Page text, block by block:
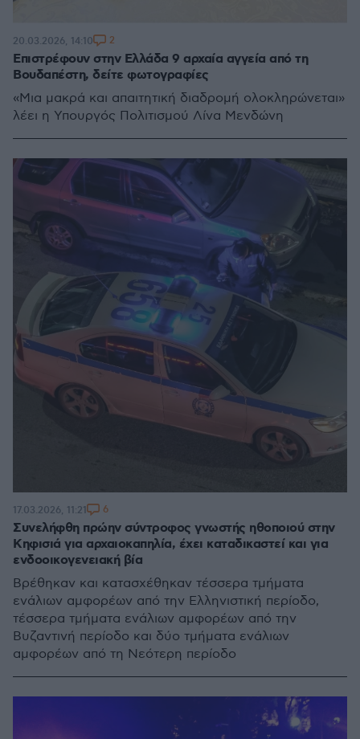
Επιστρέφουν στην Ελλάδα 9 αρχαία αγγεία από τη
Βουδαπέστη, δείτε φωτογραφίες
«Μια μακρά και απαιτητική διαδρομή ολοκληρώνεται»
λέει η Υπουργός Πολιτισμού Λίνα Μενδώνη
20.03.2026, 14:10 2
Συνελήφθη πρώην σύντροφος γνωστής ηθοποιού στην
Κηφισιά για αρχαιοκαπηλία, έχει καταδικαστεί και για
ενδοοικογενειακή βία
Βρέθηκαν και κατασχέθηκαν τέσσερα τμήματα
ενάλιων αμφορέων από την Ελληνιστική περίοδο,
τέσσερα τμήματα ενάλιων αμφορέων από την
Βυζαντινή περίοδο και δύο τμήματα ενάλιων
αμφορέων από τη Νεότερη περίοδο
17.03.2026, 11:21 6